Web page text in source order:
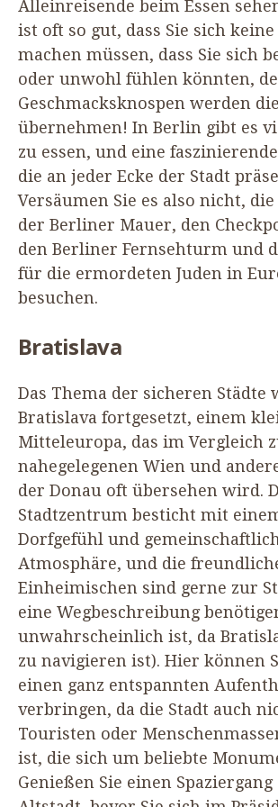
Alleinreisende beim Essen
ist oft so gut, dass Sie sich keine
machen müssen, dass Sie sich
oder unwohl fühlen könnten,
Geschmacksknospen werden
übernehmen! In Berlin gibt es
zu essen, und eine
die an jeder Ecke der Stadt
Versäumen Sie es also nicht,
der Berliner Mauer, den
den Berliner Fernsehturm und
für die ermordeten Juden in
besuchen.
Bratislava
Das Thema der sicheren Städte
Bratislava fortgesetzt, einem
Mitteleuropa, das im Vergleich
nahegelegenen Wien und
der Donau oft übersehen wird.
Stadtzentrum besticht mit
Dorfgefühl und
Atmosphäre, und die
Einheimischen sind gerne zur
eine Wegbeschreibung
unwahrscheinlich ist, da
zu navigieren ist). Hier können
einen ganz entspannten
verbringen, da die Stadt auch
Touristen oder
ist, die sich um beliebte
Genießen Sie einen